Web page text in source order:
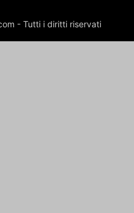
- Tutti i diritti riservati